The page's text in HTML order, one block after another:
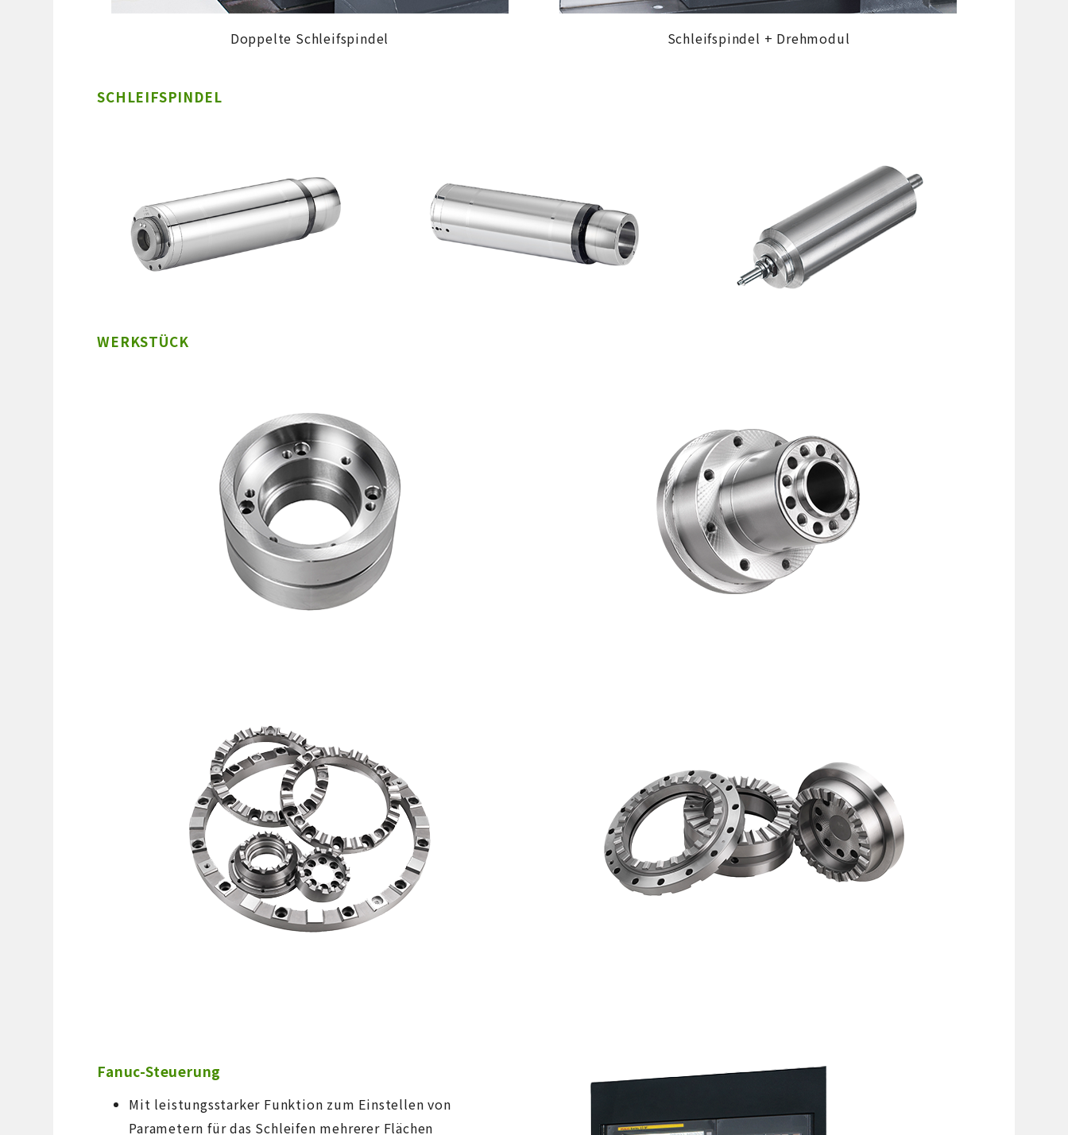
Doppelte Schleifspindel Schleifspindel + Drehmodul
SCHLEIFSPINDEL
WERKSTÜCK
Fanuc-Steuerung
Mit leistungsstarker Funktion zum Einstellen von
Parametern für das Schleifen mehrerer Flächen